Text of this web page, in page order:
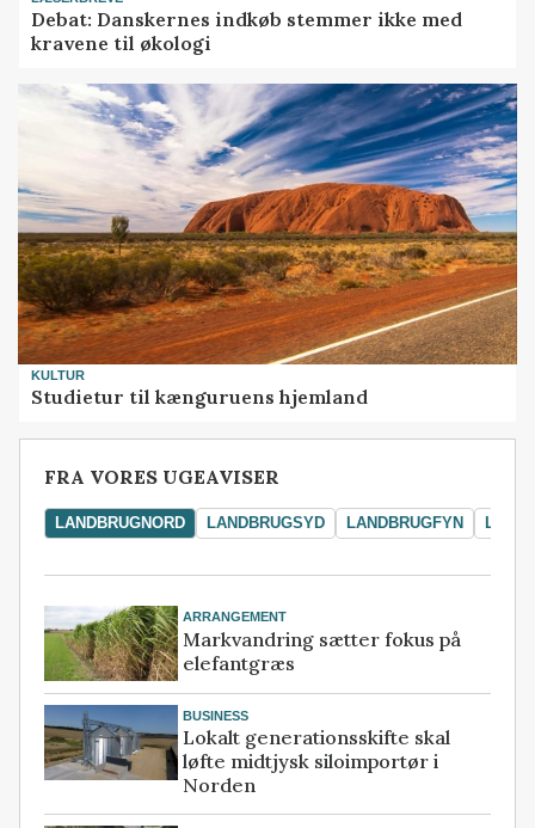
Debat: Danskernes indkøb stemmer ikke med
kravene til økologi
KULTUR
Studietur til kænguruens hjemland
FRA VORES UGEAVISER
LANDBRUGNORD LANDBRUGSYD LANDBRUGFYN
ARRANGEMENT
Markvandring sætter fokus på
elefantgræs
BUSINESS
Lokalt generationsskifte skal
løfte midtjysk siloimportør i
Norden